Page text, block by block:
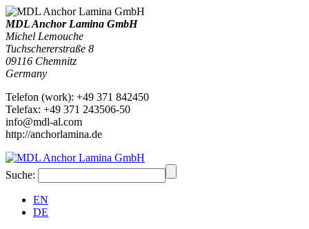
MDL Anchor Lamina GmbH
Michel Lemouche
Tuchschererstraße 8
09116 Chemnitz
Germany
Telefon (work): +49 371 842450
Telefax: +49 371 243506-50
info@mdl-al.com
http://anchorlamina.de
Suche:
EN
DE